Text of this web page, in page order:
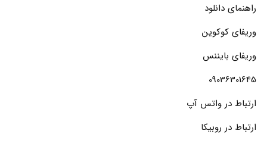
راهنمای دانلود
وریفای کوکوین
وریفای بایننس
09036301645
ارتباط در واتس آپ
ارتباط در روبیکا